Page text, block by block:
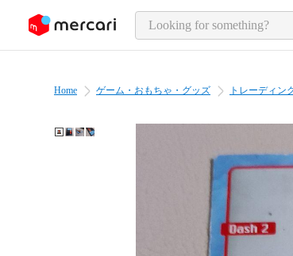
page content
Home ゲーム・おもちゃ・グッズ トレーディン